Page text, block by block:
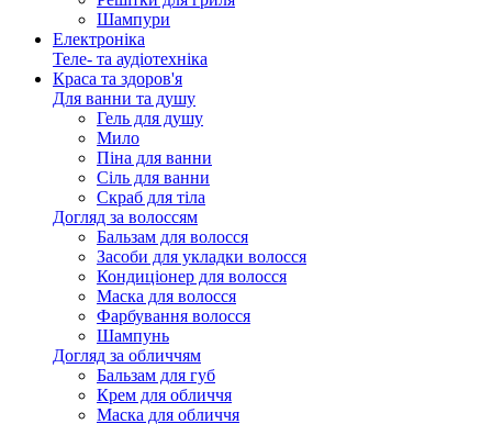
Шампури
Електроніка
Теле- та аудіотехніка
Краса та здоров'я
Для ванни та душу
Гель для душу
Мило
Піна для ванни
Сіль для ванни
Скраб для тіла
Догляд за волоссям
Бальзам для волосся
Засоби для укладки волосся
Кондиціонер для волосся
Маска для волосся
Фарбування волосся
Шампунь
Догляд за обличчям
Бальзам для губ
Крем для обличчя
Маска для обличчя